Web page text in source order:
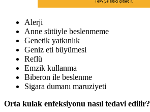
Alerji
Anne sütüyle beslenmeme
Genetik yatkınlık
Geniz eti büyümesi
Reflü
Emzik kullanma
Biberon ile beslenme
Sigara dumanı maruziyeti
Orta kulak enfeksiyonu nasıl tedavi edilir?